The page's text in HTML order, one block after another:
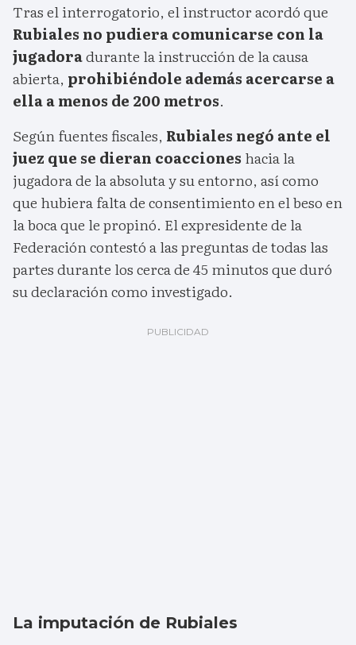
Tras el interrogatorio, el instructor acordó que
Rubiales no pudiera comunicarse con la
jugadoradurante la instrucción de la causa
abierta, prohibiéndole además acercarse a
ella a menos de 200 metros.
Según fuentes fiscales, Rubiales negó ante el
juez que se dieran coacciones hacia la
jugadora de la absoluta y su entorno, así como
que hubiera falta de consentimiento en el beso en
la boca que le propinó. El expresidente de la
Federación contestó a las preguntas de todas las
partes durante los cerca de 45 minutos que duró
su declaración como investigado.
La imputación de Rubiales